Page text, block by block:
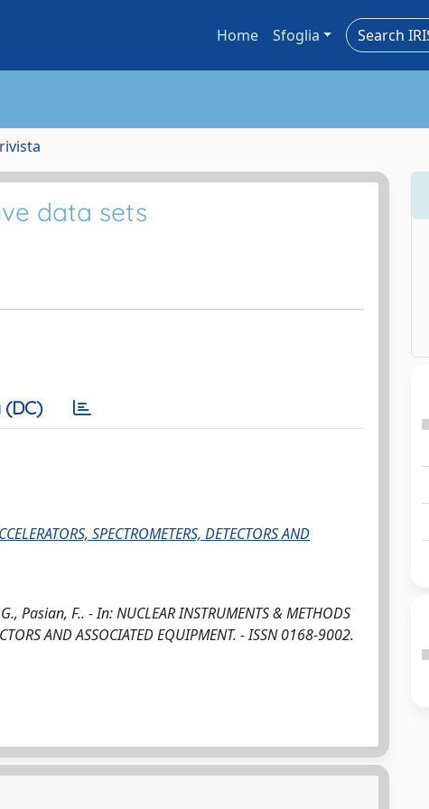
Home Sfoglia
data sets
SPECTROMETERS, DETECTORS AND
F.. - In: NUCLEAR INSTRUMENTS & METHODS
AND ASSOCIATED EQUIPMENT. - ISSN 0168-9002.